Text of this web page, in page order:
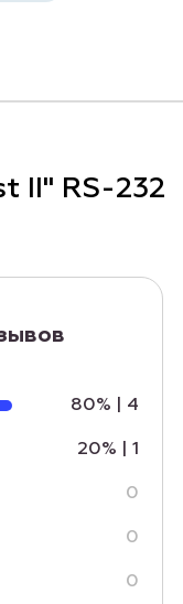
II" RS-232
80% 4
20% 1
0
0
0